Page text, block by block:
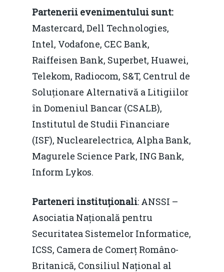
Partenerii evenimentului sunt:
Mastercard, Dell Technologies,
Intel, Vodafone, CEC Bank,
Raiffeisen Bank, Superbet, Huawei,
Telekom, Radiocom, S&T, Centrul de
Soluționare Alternativă a Litigiilor
în Domeniul Bancar (CSALB),
Institutul de Studii Financiare
(ISF), Nuclearelectrica, Alpha Bank,
Magurele Science Park, ING Bank,
Inform Lykos.
Parteneri instituționali: ANSSI –
Asociatia Națională pentru
Securitatea Sistemelor Informatice,
ICSS, Camera de Comerț Româno-
Britanică, Consiliul Național al
Home
Noutăți
Despre
Evenimente
Foto
Modelul economic
România – orizont
predictibilitate,
concurenţă.
Soluții de
IMM
Video
Marea Neagră în Noua
Politici Europene în
Economie
Video Forum Marea
EM360 Talk
Burse pentru
Contact
Daniel Apostol